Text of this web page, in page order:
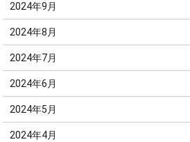
2024年9月
2024年8月
2024年7月
2024年6月
2024年5月
2024年4月